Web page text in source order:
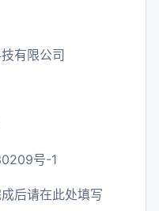
有限公司
号-1
后请在此处填写